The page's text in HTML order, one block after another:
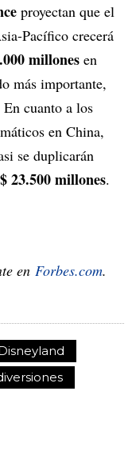
proyectan que el
Pacífico crecerá
millones en
más importante,
cuanto a los
en China,
se duplicarán
23.500 millones.
en Forbes.com.